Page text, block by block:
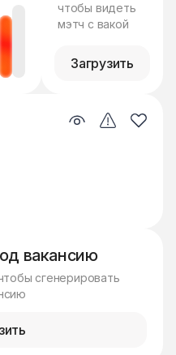
чтобы видеть
мэтч с вакой
Загрузить
вакансию
сгенерировать